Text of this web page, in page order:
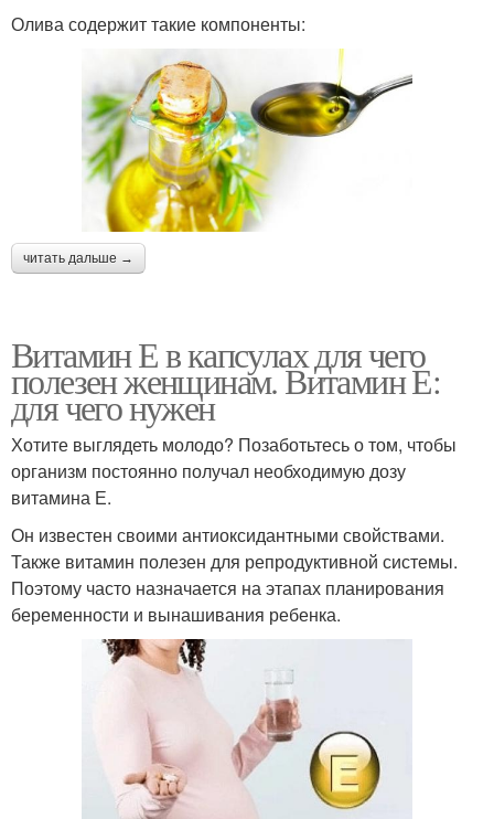
Олива содержит такие компоненты:
читать дальше →
Витамин Е в капсулах для чего
полезен женщинам. Витамин Е:
для чего нужен
Хотите выглядеть молодо? Позаботьтесь о том, чтобы
организм постоянно получал необходимую дозу
витамина Е.
Он известен своими антиоксидантными свойствами.
Также витамин полезен для репродуктивной системы.
Поэтому часто назначается на этапах планирования
беременности и вынашивания ребенка.